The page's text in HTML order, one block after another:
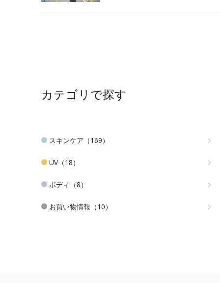
カテゴリで探す
スキンケア（169）
UV（18）
ボディ（8）
お買い物情報（10）